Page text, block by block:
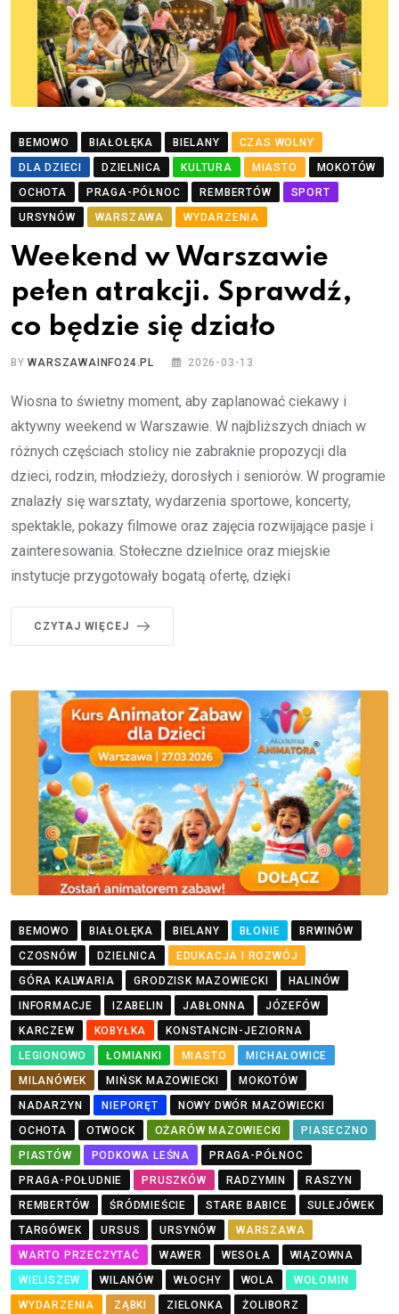
BEMOWO BIAŁOŁĘKA BIELANY
CZAS WOLNY
DLA DZIECI
DZIELNICA KULTURA MIASTO
MOKOTÓW
OCHOTA
PRAGA-PÓŁNOC REMBERTÓW
SPORT
URSYNÓW
WARSZAWA WYDARZENIA
Weekend w Warszawie
pełen atrakcji. Sprawdź,
co będzie się działo
BYWARSZAWAINFO24.PL 2026-03-13
Wiosna to świetny moment, aby zaplanować ciekawy i
aktywny weekend w Warszawie. W najbliższych dniach w
różnych częściach stolicy nie zabraknie propozycji dla
dzieci, rodzin, młodzieży, dorosłych i seniorów. W programie
znalazły się warsztaty, wydarzenia sportowe, koncerty,
spektakle, pokazy filmowe oraz zajęcia rozwijające pasje i
zainteresowania. Stołeczne dzielnice oraz miejskie
instytucje przygotowały bogatą ofertę, dzięki
CZYTAJ WIĘCEJ
BEMOWO BIAŁOŁĘKA BIELANY BŁONIE
BRWINÓW
CZOSNÓW
DZIELNICA
EDUKACJA I ROZWÓJ
GÓRA KALWARIA
GRODZISK MAZOWIECKI
HALINÓW
INFORMACJE
IZABELIN JABŁONNA
JÓZEFÓW
KARCZEW
KOBYŁKA
KONSTANCIN-JEZIORNA
LEGIONOWO
ŁOMIANKI MIASTO
MICHAŁOWICE
MILANÓWEK
MIŃSK MAZOWIECKI
MOKOTÓW
NADARZYN
NIEPORĘT
NOWY DWÓR MAZOWIECKI
OCHOTA
OTWOCK OŻARÓW MAZOWIECKI
PIASECZNO
PIASTÓW
PODKOWA LEŚNA
PRAGA-PÓŁNOC
PRAGA-POŁUDNIE
PRUSZKÓW RADZYMIN
RASZYN
REMBERTÓW
ŚRÓDMIEŚCIE STARE BABICE
SULEJÓWEK
TARGÓWEK
URSUS URSYNÓW
WARSZAWA
WARTO PRZECZYTAĆ
WAWER WESOŁA
WIĄZOWNA
WIELISZEW
WILANÓW WŁOCHY WOLA
WOŁOMIN
WYDARZENIA
ZĄBKI ZIELONKA ŻOLIBORZ